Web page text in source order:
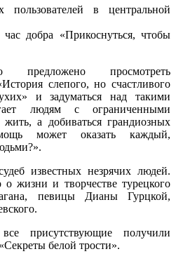
в центральной
добра «Прикоснуться, чтобы
предложено просмотреть
слепого, но счастливого
и задуматься над такими
людям с ограниченными
а добиваться грандиозных
может оказать каждый,
известных незрячих людей.
о жизни и творчестве турецкого
певицы Дианы Гурцкой,
присутствующие получили
белой трости».